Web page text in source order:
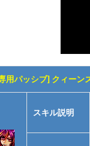
用パッシブ] クィーン
スキル説明